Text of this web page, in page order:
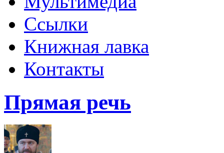
Ссылки
Книжная лавка
Контакты
Прямая речь